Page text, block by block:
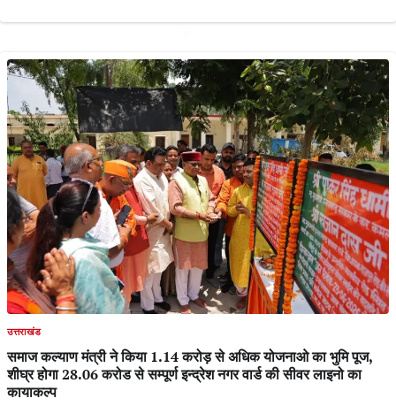
उत्तराखंड
समाज कल्याण मंत्री ने किया 1.14 करोड़ से अधिक योजनाओ का भुमि पूज,
शीघ्र होगा 28.06 करोड से सम्पूर्ण इन्द्रेश नगर वार्ड की सीवर लाइनो का
कायाकल्प